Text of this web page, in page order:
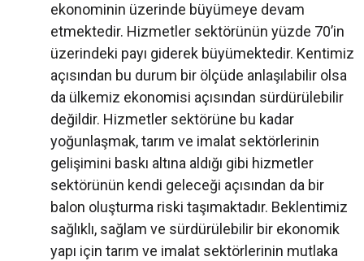
ekonominin üzerinde büyümeye devam
etmektedir. Hizmetler sektörünün yüzde 70’in
üzerindeki payı giderek büyümektedir. Kentimiz
açısından bu durum bir ölçüde anlaşılabilir olsa
da ülkemiz ekonomisi açısından sürdürülebilir
değildir. Hizmetler sektörüne bu kadar
yoğunlaşmak, tarım ve imalat sektörlerinin
gelişimini baskı altına aldığı gibi hizmetler
sektörünün kendi geleceği açısından da bir
balon oluşturma riski taşımaktadır. Beklentimiz
sağlıklı, sağlam ve sürdürülebilir bir ekonomik
yapı için tarım ve imalat sektörlerinin mutlaka